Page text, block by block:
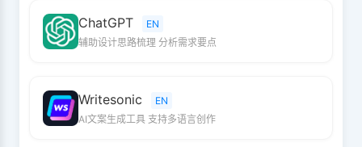
ChatGPT
EN
辅助设计思路梳理 分析需求要点
Writesonic
EN
AI文案生成工具 支持多语言创作